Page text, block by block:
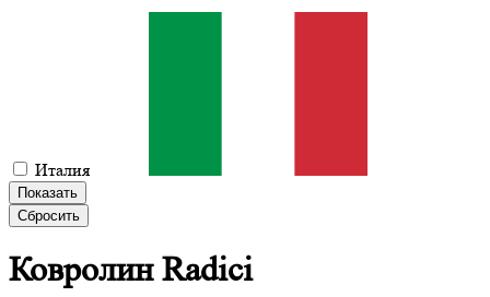
Италия
Показать
Сбросить
КовролинRadici